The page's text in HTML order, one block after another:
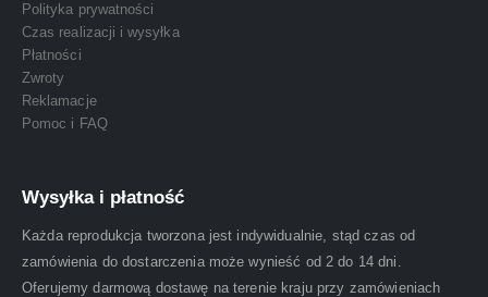
Polityka prywatności
Czas realizacji i wysyłka
Płatności
Zwroty
Reklamacje
Pomoc i FAQ
Wysyłka i płatność
Każda reprodukcja tworzona jest indywidualnie, stąd czas od
zamówienia do dostarczenia może wynieść od 2 do 14 dni.
Oferujemy darmową dostawę na terenie kraju przy zamówieniach